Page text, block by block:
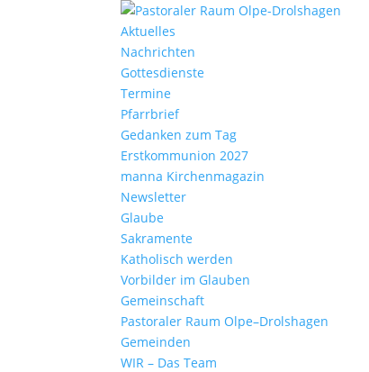
Aktu­elles
Nach­richten
Gottes­dienste
Termine
Pfarr­brief
Gedanken zum Tag
Erst­kom­mu­nion 2027
manna Kirchen­ma­gazin
News­letter
Glaube
Sakra­mente
Katho­lisch werden
Vorbilder im Glauben
Gemein­schaft
Pasto­raler Raum Olpe–Drolshagen
Gemeinden
WIR – Das Team